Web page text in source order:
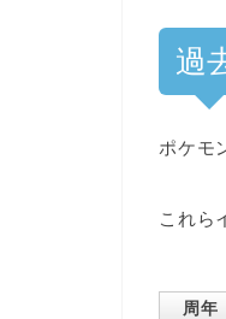
過
ポケモ
これら
周年